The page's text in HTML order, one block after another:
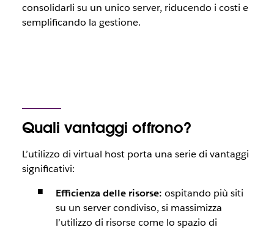
consolidarli su un unico server, riducendo i costi e
semplificando la gestione.
Quali vantaggi offrono?
L’utilizzo di virtual host porta una serie di vantaggi
significativi:
Efficienza delle risorse: ospitando più siti
su un server condiviso, si massimizza
l’utilizzo di risorse come lo spazio di